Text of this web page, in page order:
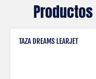
TAZA DREAMS LEARJET